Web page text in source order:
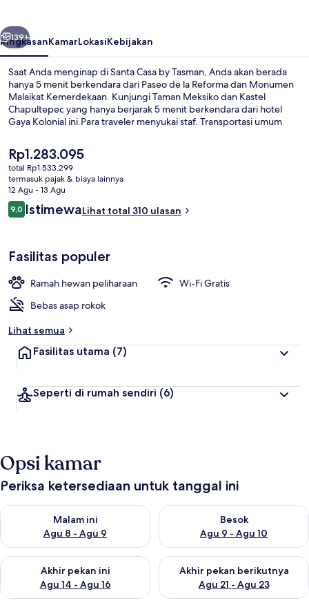
Berikutnya
139+
RingkasanKamarLokasiKebijakan
Saat Anda menginap di Santa Casa by Tasman, Anda akan berada
hanya 5 menit berkendara dari Paseo de la Reforma dan Monumen
Malaikat Kemerdekaan. Kunjungi Taman Meksiko dan Kastel
Chapultepec yang hanya berjarak 5 menit berkendara dari hotel
Gaya Kolonial ini.Para traveler menyukai staf. Transportasi umum
Rumah Sakit Umum berjarak 14 menit.
Harga
saat
ini
Rp1.283.095
Rp1.283.095
total Rp1.533.299
termasuk pajak & biaya lainnya
12 Agu - 13 Agu
Ulasan
9,09,0 dari 10
IstimewaLihat total 310 ulasan
Fasilitas populer
Ramah hewan peliharaan
Wi-Fi Gratis
Bebas asap rokok
Lihat semua
Fasilitas utama (7)
Seperti di rumah sendiri (6)
Opsi kamar
Periksa ketersediaan untuk tanggal ini
Malam ini
Agu 8 - Agu 9
Periksa ketersediaan untuk malam ini Agu 8 - Agu 9
Besok
Agu 9 - Agu 10
Periksa ketersediaan untuk
Akhir pekan ini
Agu 14 - Agu 16
Periksa ketersediaan untuk akhir pekan ini Agu 14 - Agu 16
Akhir pekan berikutnya
Agu 21 - Agu 23
Periksa ketersediaan untuk